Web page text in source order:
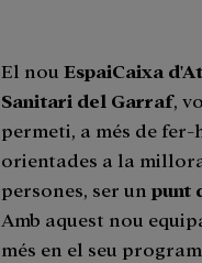
El nouEspaiCaixa
Sanitari del Garraf,
permeti, a més de
orientades a la
persones, ser unpunt
Amb aquest nou
més en el seu